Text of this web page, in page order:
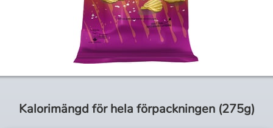
Kalorimängd förhela förpackningen (275g)